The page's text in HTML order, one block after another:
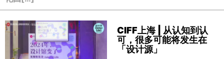
CIFF上海 | 从认知到认
可，很多可能将发生在
「设计源」